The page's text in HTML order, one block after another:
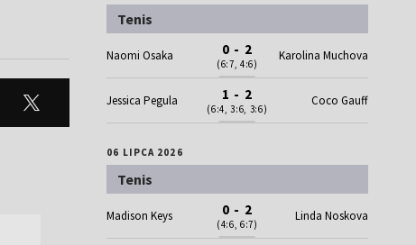
Tenis
Naomi Osaka 0 - 2
(6:7, 4:6)
Karolina Muchova
Jessica Pegula 1 - 2
(6:4, 3:6, 3:6)
Coco Gauff
06 LIPCA 2026
Tenis
Madison Keys 0 - 2
(4:6, 6:7)
Linda Noskova